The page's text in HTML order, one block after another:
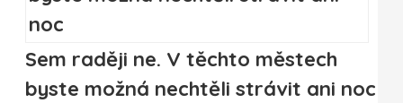
Sem raději ne. V těchto městech
byste možná nechtěli strávit ani noc